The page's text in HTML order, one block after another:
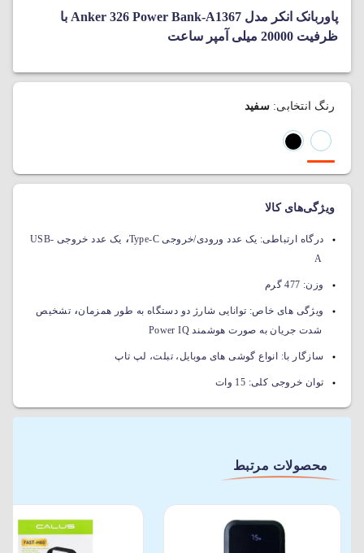
پاوربانک انکر مدل Anker 326 Power Bank-A1367 با
ظرفیت 20000 میلی‌ آمپر ساعت
رنگ انتخابی:سفید
ویژگی‌های کالا
درگاه ارتباطی: یک عدد ورودی/خروجی Type-C ،
یک عدد خروجی USB-
A
وزن: 477 گرم
ویژگی های خاص: توانایی شارژ دو دستگاه به طور همزمان، تشخیص
شدت جریان به صورت هوشمند Power IQ
سازگار با: انواع گوشی های موبایل، تبلت، لپ تاپ
توان خروجی کلی: 15 وات
محصولات مرتبط